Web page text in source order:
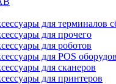
для терминалов
для прочего
для роботов
для POS
для сканеров
для принтеров